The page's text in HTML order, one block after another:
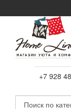
+7 928